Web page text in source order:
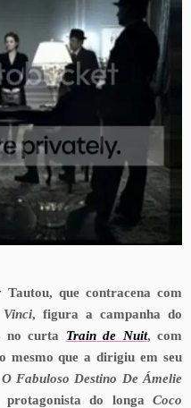
Tautou, que contracena com
Vinci, figura a campanha do
no curta Train de Nuit, com
o mesmo que a dirigiu em seu
O Fabuloso Destino De Ámelie
do longa Coco